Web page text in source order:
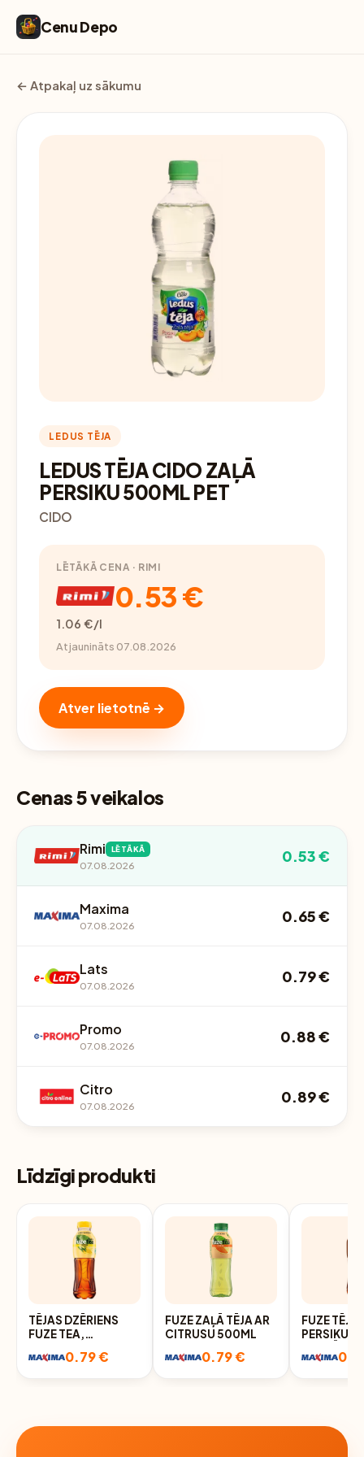
Cenu Depo
← Atpakaļ uz sākumu
LEDUS TĒJA
LEDUS TĒJA CIDO ZAĻĀ
PERSIKU 500ML PET
CIDO
LĒTĀKĀ CENA · RIMI
0.53 €
1.06 €/l
Atjaunināts 07.08.2026
Atver lietotnē →
Cenas 5 veikalos
Rimi LĒTĀKĀ
07.08.2026
0.53 €
Maxima
07.08.2026
0.65 €
Lats
07.08.2026
0.79 €
Promo
07.08.2026
0.88 €
Citro
07.08.2026
0.89 €
Līdzīgi produkti
TĒJAS DZĒRIENS
FUZE TEA,
NEGĀZĒTS, PET,
0.79 €
FUZE ZAĻĀ TĒJA AR
CITRUSU 500ML
0.79 €
FUZE TĒJA
PERSIKU
500ML